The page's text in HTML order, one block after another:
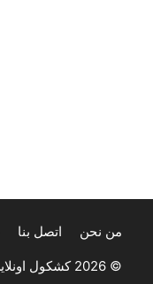
من نحن اتصل بنا
© 2026 كشكول اونلاين